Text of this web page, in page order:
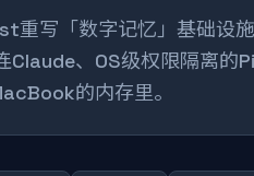
重写「数字记忆」基础设
Claude、OS级权限隔离
的内存里。